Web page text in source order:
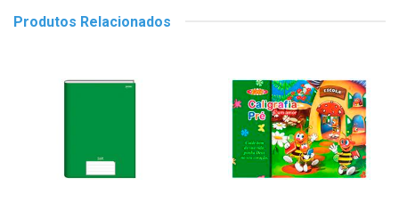
Produtos Relacionados